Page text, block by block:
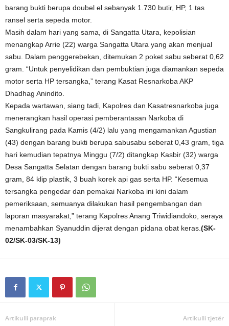
barang bukti berupa doubel el sebanyak 1.730 butir, HP, 1 tas
ransel serta sepeda motor.
Masih dalam hari yang sama, di Sangatta Utara, kepolisian
menangkap Arrie (22) warga Sangatta Utara yang akan menjual
sabu. Dalam penggerebekan, ditemukan 2 poket sabu seberat 0,62
gram. “Untuk penyelidikan dan pembuktian juga diamankan sepeda
motor serta HP tersangka,” terang Kasat Resnarkoba AKP
Dhadhag Anindito.
Kepada wartawan, siang tadi, Kapolres dan Kasatresnarkoba juga
menerangkan hasil operasi pemberantasan Narkoba di
Sangkulirang pada Kamis (4/2) lalu yang mengamankan Agustian
(43) dengan barang bukti berupa sabusabu seberat 0,43 gram, tiga
hari kemudian tepatnya Minggu (7/2) ditangkap Kasbir (32) warga
Desa Sangatta Selatan dengan barang bukti sabu seberat 0,37
gram, 84 klip plastik, 3 buah korek api gas serta HP. “Kesemua
tersangka pengedar dan pemakai Narkoba ini kini dalam
pemeriksaan, semuanya dilakukan hasil pengembangan dan
laporan masyarakat,” terang Kapolres Anang Triwidiandoko, seraya
menambahkan Syanuddin dijerat dengan pidana obat keras. (SK-
02/SK-03/SK-13)
Artikulli paraprak Artikulli tjetër